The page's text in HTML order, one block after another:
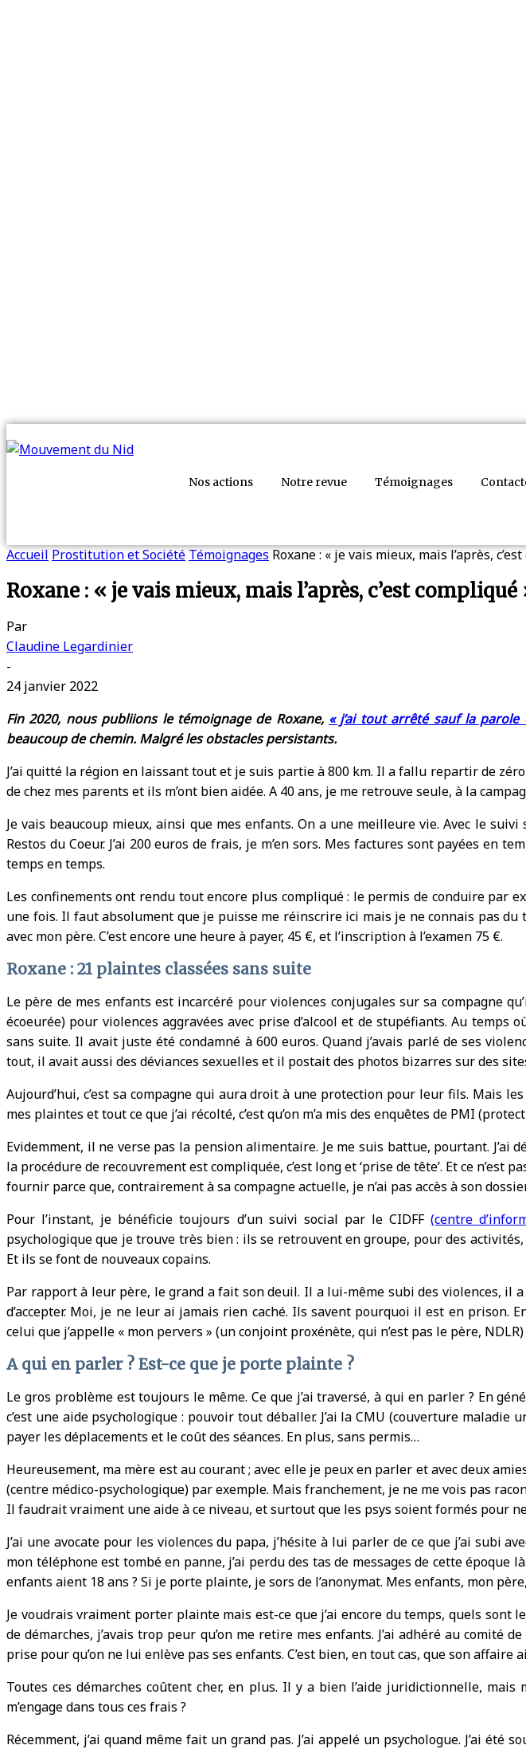
Nos actions Notre revue Témoignages
Accueil Prostitution et Société Témoignages Roxane : « je vais mieux, mais l’après,
Roxane : « je vais mieux, mais l’après, c’est compliqué
Par
Claudine Legardinier
-
24 janvier 2022
Fin 2020, nous publiions le témoignage de Roxane, « j’ai tout arrêté sauf la parole
beaucoup de chemin. Malgré les obstacles persistants.
J’ai quitté la région en laissant tout et je suis partie à 800 km. Il a fallu repartir de
de chez mes parents et ils m’ont bien aidée. A 40 ans, je me retrouve seule, à la
Je vais beaucoup mieux, ainsi que mes enfants. On a une meilleure vie. Avec le
Restos du Coeur. J’ai 200 euros de frais, je m’en sors. Mes factures sont payées en
temps en temps.
Les confinements ont rendu tout encore plus compliqué : le permis de conduire par
une fois. Il faut absolument que je puisse me réinscrire ici mais je ne connais pas
avec mon père. C’est encore une heure à payer, 45 €, et l’inscription à l’examen 75 €.
Roxane : 21 plaintes classées sans suite
Le père de mes enfants est incarcéré pour violences conjugales sur sa compagne
écoeurée) pour violences aggravées avec prise d’alcool et de stupéfiants. Au
sans suite. Il avait juste été condamné à 600 euros. Quand j’avais parlé de ses
tout, il avait aussi des déviances sexuelles et il postait des photos bizarres sur des
Aujourd’hui, c’est sa compagne qui aura droit à une protection pour leur fils. Mais
mes plaintes et tout ce que j’ai récolté, c’est qu’on m’a mis des enquêtes de PMI
Evidemment, il ne verse pas la pension alimentaire. Je me suis battue, pourtant. J’ai
la procédure de recouvrement est compliquée, c’est long et ‘prise de tête’. Et ce
fournir parce que, contrairement à sa compagne actuelle, je n’ai pas accès à son
Pour l’instant, je bénéficie toujours d’un suivi social par le CIDFF(centre
psychologique que je trouve très bien : ils se retrouvent en groupe, pour des
Et ils se font de nouveaux copains.
Par rapport à leur père, le grand a fait son deuil. Il a lui-même subi des violences, il
d’accepter. Moi, je ne leur ai jamais rien caché. Ils savent pourquoi il est en prison.
celui que j’appelle « mon pervers » (un conjoint proxénète, qui n’est pas le père,
A qui en parler ? Est-ce que je porte plainte ?
Le gros problème est toujours le même. Ce que j’ai traversé, à qui en parler ? En
c’est une aide psychologique : pouvoir tout déballer. J’ai la CMU (couverture
payer les déplacements et le coût des séances. En plus, sans permis…
Heureusement, ma mère est au courant ; avec elle je peux en parler et avec deux
(centre médico-psychologique) par exemple. Mais franchement, je ne me vois pas
Il faudrait vraiment une aide à ce niveau, et surtout que les psys soient formés pour
J’ai une avocate pour les violences du papa, j’hésite à lui parler de ce que j’ai
mon téléphone est tombé en panne, j’ai perdu des tas de messages de cette époque
enfants aient 18 ans ? Si je porte plainte, je sors de l’anonymat. Mes enfants, mon
Je voudrais vraiment porter plainte mais est-ce que j’ai encore du temps, quels sont
de démarches, j’avais trop peur qu’on me retire mes enfants. J’ai adhéré au comité
prise pour qu’on ne lui enlève pas ses enfants. C’est bien, en tout cas, que son
Toutes ces démarches coûtent cher, en plus. Il y a bien l’aide juridictionnelle,
m’engage dans tous ces frais ?
Récemment, j’ai quand même fait un grand pas. J’ai appelé un psychologue. J’ai été